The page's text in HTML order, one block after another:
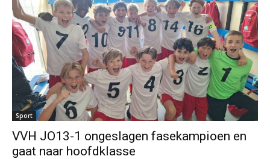
Sport
VVH JO13-1 ongeslagen fasekampioen en
gaat naar hoofdklasse